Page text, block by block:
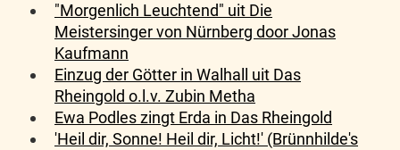
"Morgenlich Leuchtend" uit Die
Meistersinger von Nürnberg door Jonas
Kaufmann
Einzug der Götter in Walhall uit Das
Rheingold o.l.v. Zubin Metha
Ewa Podles zingt Erda in Das Rheingold
'Heil dir, Sonne! Heil dir, Licht!' (Brünnhilde's